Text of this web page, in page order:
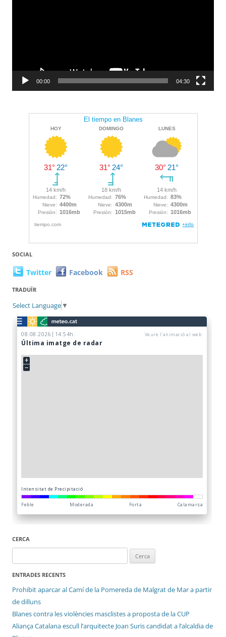
00:00 04:30
SOCIAL
Twitter Facebook RSS
TRADUÏR
Select Language ▼
CERCA
ENTRADES RECENTS
Prohibit aparcar al Camí de la Pomereda de Malgrat de Mar a partir
de dilluns
Blanes contra les violències masclistes a proposta de la CUP
Aliança Catalana escull l’arquitecte Joan Suris candidat a l’alcaldia de